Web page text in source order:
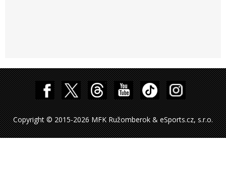
Copyright © 2015-2026 MFK Ružomberok & eSports.cz, s.r.o.